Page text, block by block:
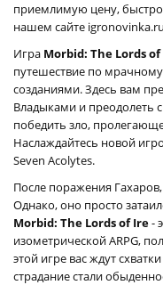
приемлимую цену,
нашем сайте
Игра Morbid: The Lords
путешествие по
созданиями. Здесь вам
Владыками и преодолеть
победить зло,
Наслаждайтесь новой
Seven Acolytes.
После поражения
Однако, оно просто
Morbid: The Lords of Ire-
изометрической ARPG,
этой игре вас ждут
страдание стали